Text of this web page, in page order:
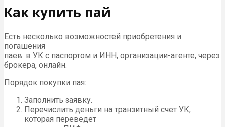
Как купить пай
Есть несколько возможностей приобретения и
погашения
паев: в УК с паспортом и ИНН, организации-агенте, через
брокера, онлайн.
Порядок покупки пая:
Заполнить заявку.
Перечислить деньги на транзитный счет УК,
которая переведет